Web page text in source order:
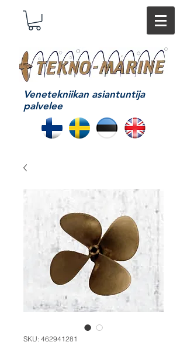
Venetekniikan asiantuntija
palvelee
SKU: 462941281